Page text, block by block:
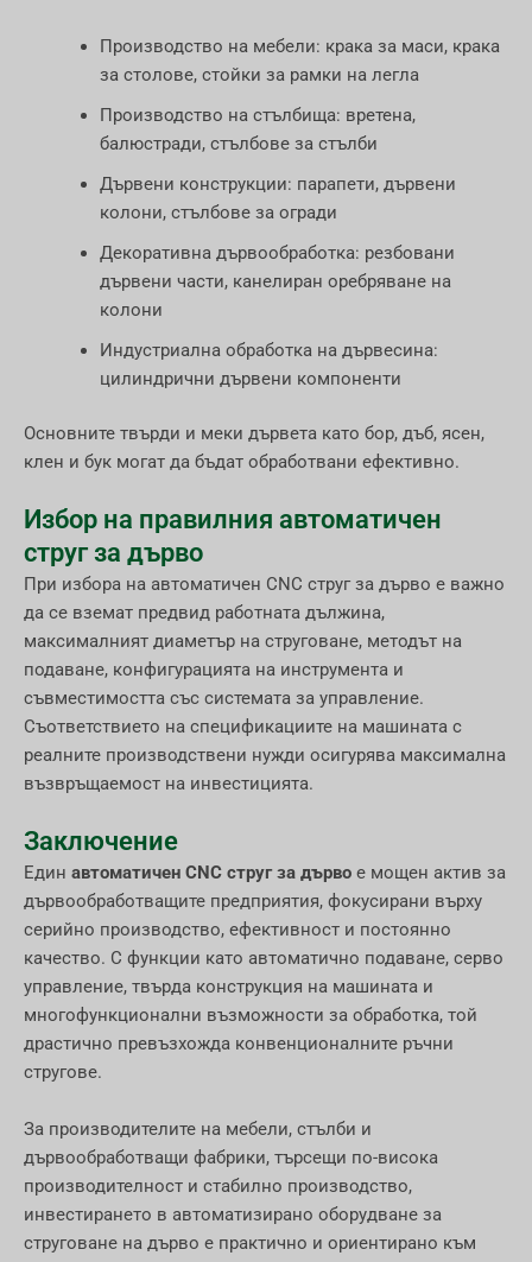
Производство на мебели: крака за маси, крака
за столове, стойки за рамки на легла
Производство на стълбища: вретена,
балюстради, стълбове за стълби
Дървени конструкции: парапети, дървени
колони, стълбове за огради
Декоративна дървообработка: резбовани
дървени части, канелиран оребряване на
колони
Индустриална обработка на дървесина:
цилиндрични дървени компоненти
Основните твърди и меки дървета като бор, дъб, ясен,
клен и бук могат да бъдат обработвани ефективно.
Избор на правилния автоматичен
струг за дърво
При избора на автоматичен CNC струг за дърво е важно
да се вземат предвид работната дължина,
максималният диаметър на струговане, методът на
подаване, конфигурацията на инструмента и
съвместимостта със системата за управление.
Съответствието на спецификациите на машината с
реалните производствени нужди осигурява максимална
възвръщаемост на инвестицията.
Заключение
Един автоматичен CNC струг за дърво е мощен актив за
дървообработващите предприятия, фокусирани върху
серийно производство, ефективност и постоянно
качество. С функции като автоматично подаване, серво
управление, твърда конструкция на машината и
многофункционални възможности за обработка, той
драстично превъзхожда конвенционалните ръчни
стругове.
За производителите на мебели, стълби и
дървообработващи фабрики, търсещи по-висока
производителност и стабилно производство,
инвестирането в автоматизирано оборудване за
струговане на дърво е практично и ориентирано към